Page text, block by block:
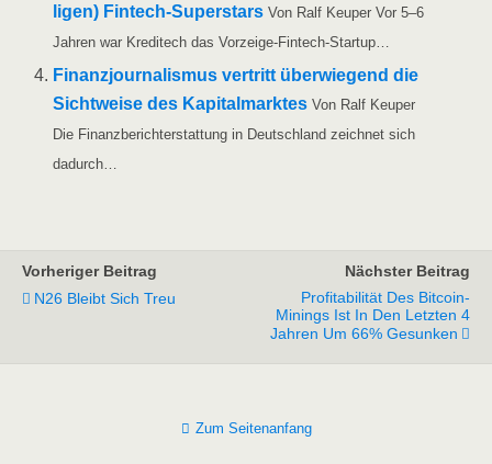
li­gen) Fin­tech-Super­stars Von Ralf Keu­per Vor 5–6
Jah­ren war Kre­di­te­ch das Vorzeige-Fintech-Startup…
Finanz­jour­na­lis­mus ver­tritt über­wie­gend die
Sicht­wei­se des Kapi­tal­mark­tes Von Ralf Keu­per
Die Finanz­be­richt­erstat­tung in Deutsch­land zeich­net sich
dadurch…
Vorheriger Beitrag
N26 Bleibt Sich Treu
Nächster Beitrag
Profitabilität Des Bitcoin-
Minings Ist In Den Letzten 4
Jahren Um 66% Gesunken
Zum Seitenanfang